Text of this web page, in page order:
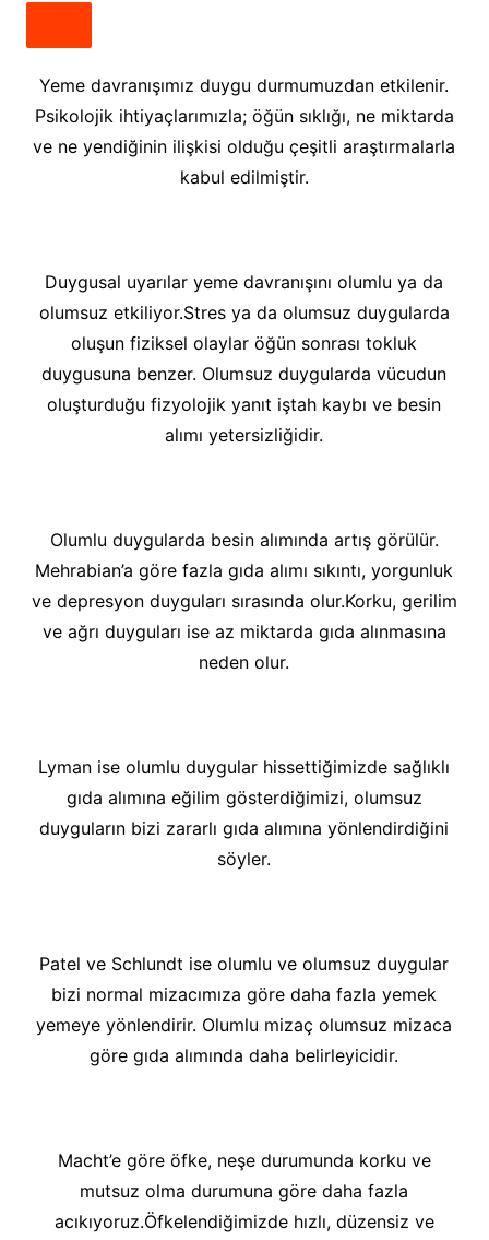
Yeme davranışımız duygu durmumuzdan etkilenir.
Psikolojik ihtiyaçlarımızla; öğün sıklığı, ne miktarda
ve ne yendiğinin ilişkisi olduğu çeşitli araştırmalarla
kabul edilmiştir.
Duygusal uyarılar yeme davranışını olumlu ya da
olumsuz etkiliyor.Stres ya da olumsuz duygularda
oluşun fiziksel olaylar öğün sonrası tokluk
duygusuna benzer. Olumsuz duygularda vücudun
oluşturduğu fizyolojik yanıt iştah kaybı ve besin
alımı yetersizliğidir.
Olumlu duygularda besin alımında artış görülür.
Mehrabian’a göre fazla gıda alımı sıkıntı, yorgunluk
ve depresyon duyguları sırasında olur.Korku, gerilim
ve ağrı duyguları ise az miktarda gıda alınmasına
neden olur.
Lyman ise olumlu duygular hissettiğimizde sağlıklı
gıda alımına eğilim gösterdiğimizi, olumsuz
duyguların bizi zararlı gıda alımına yönlendirdiğini
söyler.
Patel ve Schlundt ise olumlu ve olumsuz duygular
bizi normal mizacımıza göre daha fazla yemek
yemeye yönlendirir. Olumlu mizaç olumsuz mizaca
göre gıda alımında daha belirleyicidir.
Macht’e göre öfke, neşe durumunda korku ve
mutsuz olma durumuna göre daha fazla
acıkıyoruz.Öfkelendiğimizde hızlı, düzensiz ve